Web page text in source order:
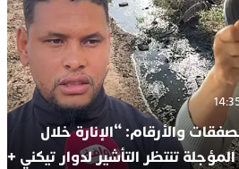
والأرقام: “الإنارة خلال
تنتظر التأشير لدوار تيكني +